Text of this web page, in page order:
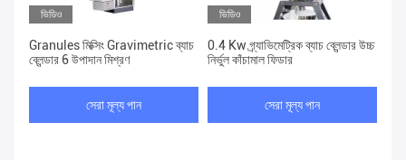
ভিডিও
Granules মিক্সিং Gravimetric ব্যাচ
ব্লেন্ডার 6 উপাদান মিশ্রণ
সেরা মূল্য পান
ভিডিও
0.4 Kw গ্র্যাভিমেট্রিক ব্যাচ ব্লেন্ডার উচ্চ
নির্ভুল কাঁচামাল ফিডার
সেরা মূল্য পান